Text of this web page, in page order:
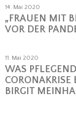
14. Mai 2020
„FRAUEN MIT
VOR DER
11. Mai 2020
WAS
BIRGIT